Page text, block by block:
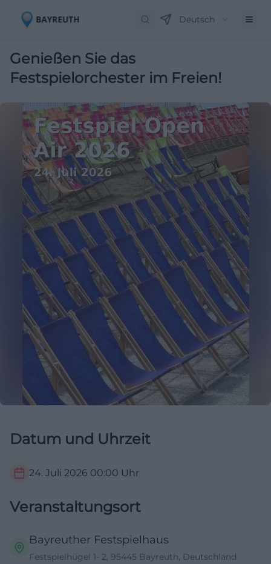
Deutsch
Genießen Sie das
Festspielorchester im Freien!
Datum und Uhrzeit
24. Juli 2026 00:00 Uhr
Veranstaltungsort
Bayreuther Festspielhaus
Festspielhügel 1- 2, 95445 Bayreuth, Deutschland